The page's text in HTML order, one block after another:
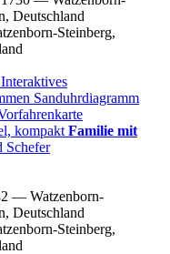
Deutschland
Steinberg,
Interaktives
Sanduhrdiagramm
kompakt Familie mit
Schefer
— Watzenborn-
Deutschland
Steinberg,